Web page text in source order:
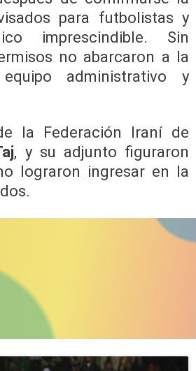
para futbolistas y
imprescindible. Sin
no abarcaron a la
administrativo y
la Federación Iraní de
, y su adjunto figuraron
lograron ingresar en la